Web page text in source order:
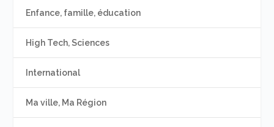
Enfance, famille, éducation
High Tech, Sciences
International
Ma ville, Ma Région